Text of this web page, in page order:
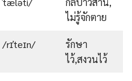
ไม่รู้จักตาย
/rɪˈteɪn/
รักษา
ไว้,สงวนไว้